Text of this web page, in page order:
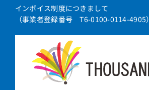
インボイス制度につきまして
（事業者登録番号 T6-0100-0114-4905）